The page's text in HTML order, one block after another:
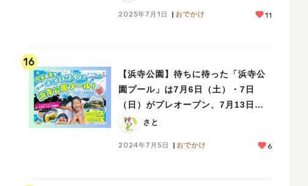
2025年7月1日 おでかけ 11
16
【浜寺公園】待ちに待った「浜寺公
園プール」は7月6日（土）・7日
（日）がプレオープン、7月13日
（土）〜8月25日（日）に営業決
定！
さと
2024年7月5日 おでかけ 6